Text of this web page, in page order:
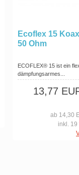
Ecoflex 15
50 Ohm
ECOFLEX® 15 ist ein
dämpfungsarmes...
13,77
ab 14,30
inkl. 19